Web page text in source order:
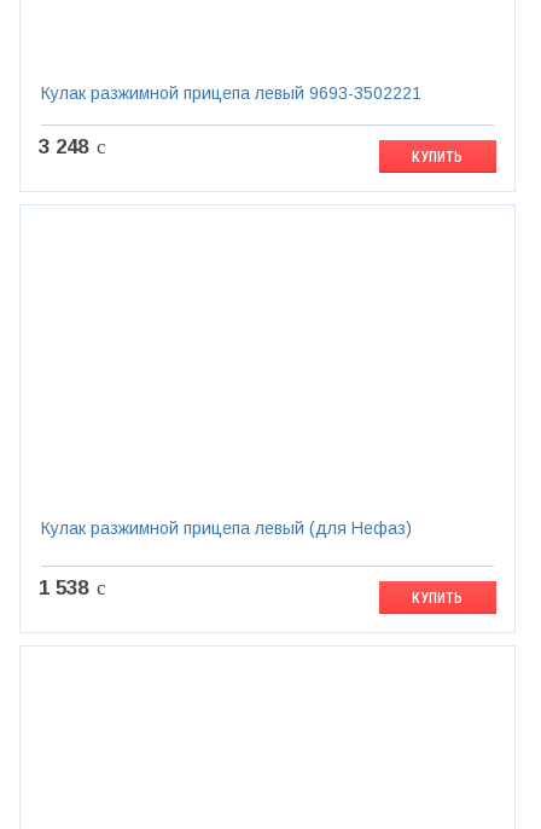
Кулак разжимной прицепа левый 9693-3502221
3 248 c КУПИТЬ
Кулак разжимной прицепа левый (для Нефаз)
1 538 c КУПИТЬ